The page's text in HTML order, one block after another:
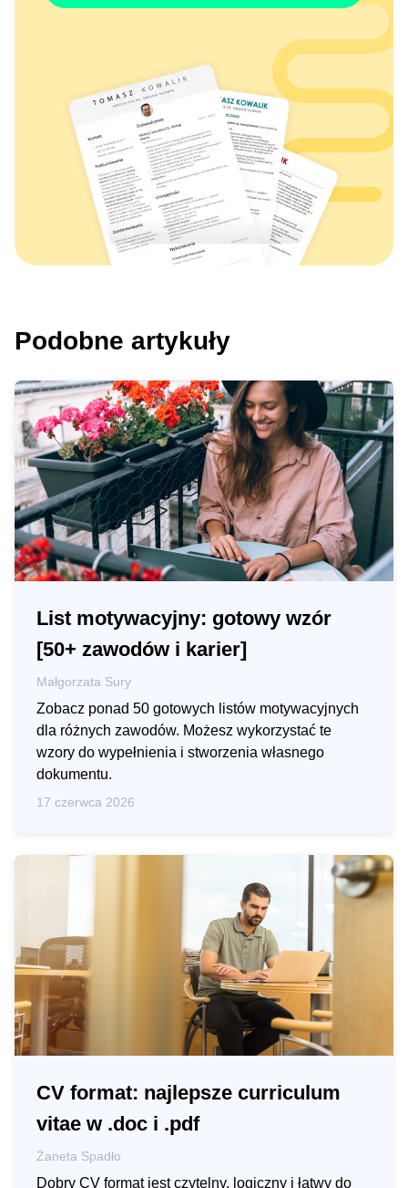
Podobne artykuły
List motywacyjny: gotowy wzór
[50+ zawodów i karier]
Małgorzata Sury
Zobacz ponad 50 gotowych listów motywacyjnych
dla różnych zawodów. Możesz wykorzystać te
wzory do wypełnienia i stworzenia własnego
dokumentu.
17 czerwca 2026
CV format: najlepsze curriculum
vitae w .doc i .pdf
Żaneta Spadło
Dobry CV format jest czytelny, logiczny i łatwy do